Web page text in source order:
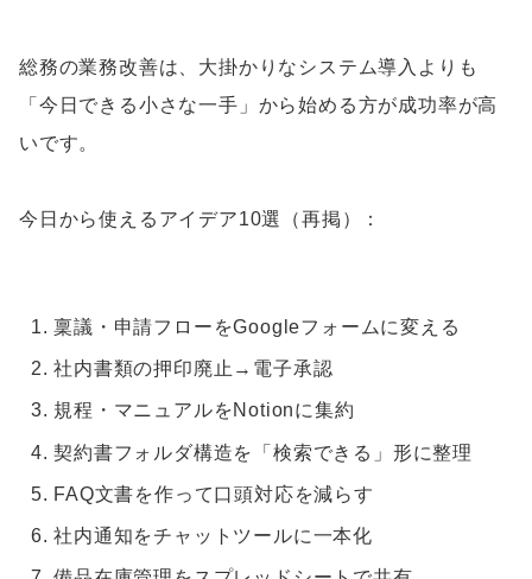
総務の業務改善は、大掛かりなシステム導入よりも
「今日できる小さな一手」から始める方が成功率が高
いです。
今日から使えるアイデア10選（再掲）：
稟議・申請フローをGoogleフォームに変える
社内書類の押印廃止→電子承認
規程・マニュアルをNotionに集約
契約書フォルダ構造を「検索できる」形に整理
FAQ文書を作って口頭対応を減らす
社内通知をチャットツールに一本化